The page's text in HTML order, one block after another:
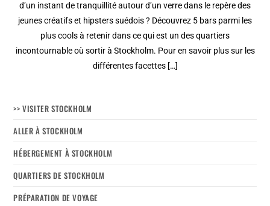
d’un instant de tranquillité autour d’un verre dans le repère des
jeunes créatifs et hipsters suédois ? Découvrez 5 bars parmi les
plus cools à retenir dans ce qui est un des quartiers
incontournable où sortir à Stockholm. Pour en savoir plus sur les
différentes facettes […]
>> VISITER STOCKHOLM
ALLER À STOCKHOLM
HÉBERGEMENT À STOCKHOLM
QUARTIERS DE STOCKHOLM
PRÉPARATION DE VOYAGE